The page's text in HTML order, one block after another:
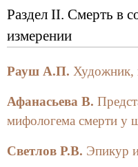
танатологов», но и
результатов
завершение сборника
познакомиться с
впервые отрывком из
американского
Некрописьмо легче
Некроизвержение
Раздел II. Смерть в
измерении
Рауш А.П. Художник,
Афанасьева В.
мифологема смерти у
Светлов Р.В. Эпикур